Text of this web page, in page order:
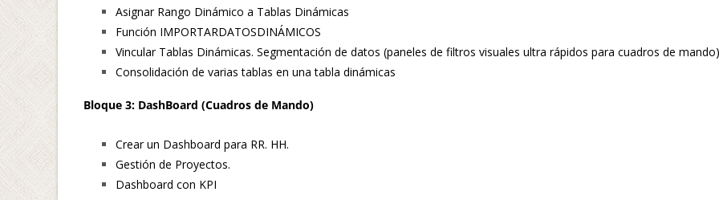
Asignar Rango Dinámico a Tablas Dinámicas
Función IMPORTARDATOSDINÁMICOS
Vincular Tablas Dinámicas. Segmentación de datos (paneles de filtros visuales ultra rápidos para cuadros de
Consolidación de varias tablas en una tabla dinámicas
Bloque 3: DashBoard (Cuadros de Mando)
Crear un Dashboard para RR. HH.
Gestión de Proyectos.
Dashboard con KPI